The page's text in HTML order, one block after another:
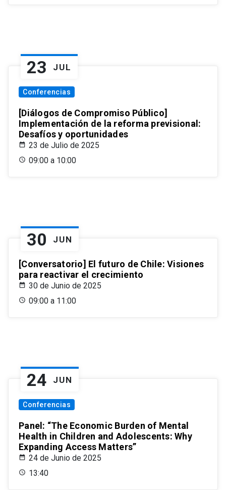
23 JUL
Conferencias
[Diálogos de Compromiso Público]
Implementación de la reforma previsional:
Desafíos y oportunidades
23 de Julio de 2025
09:00 a 10:00
30 JUN
[Conversatorio] El futuro de Chile: Visiones
para reactivar el crecimiento
30 de Junio de 2025
09:00 a 11:00
24 JUN
Conferencias
Panel: “The Economic Burden of Mental
Health in Children and Adolescents: Why
Expanding Access Matters”
24 de Junio de 2025
13:40